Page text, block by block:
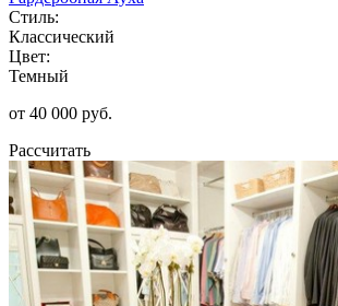
Стиль:
Классический
Цвет:
Темный
от 40 000 руб.
Рассчитать